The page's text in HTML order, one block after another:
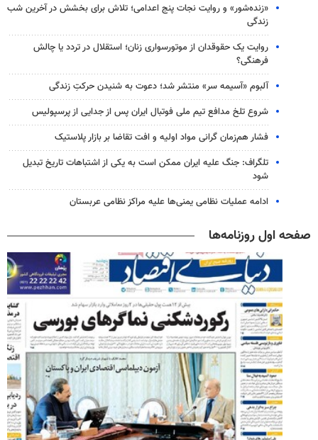
«زنده‌شور» و روایت نجات پنج اعدامی؛ تلاش برای بخشش در آخرین شب
زندگی
روایت یک حقوقدان از موتورسواری زنان؛ استقلال در تردد یا چالش
فرهنگی؟
آلبوم «آسیمه سر» منتشر شد؛ دعوت به شنیدن حرکتِ زندگی
شروع تلخ مدافع تیم ملی فوتبال ایران پس از جدایی از پرسپولیس
فشار هم‌زمان گرانی مواد اولیه و افت تقاضا بر بازار پلاستیک
تلگراف: جنگ علیه ایران ممکن است به یکی از اشتباهات تاریخ تبدیل
شود
ادامه عملیات نظامی یمنی‌ها علیه مراکز نظامی عربستان
صفحه اول روزنامه‌ها